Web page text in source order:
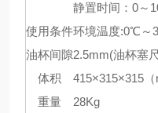
静置时间：0～
使用条件环境温度:0℃～
油杯间隙2.5mm(油杯塞
体积
415×315×315
重量
28Kg